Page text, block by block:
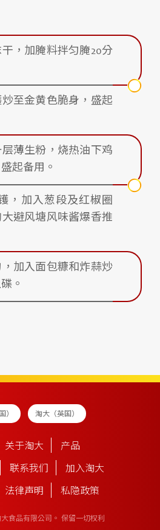
，加腌料拌匀腌20分
至金黄色脆身，盛起
薄生粉，烧热油下鸡
起备用。
，加入葱段及红椒圈
避风塘风味酱爆香推
加入面包糠和炸蒜炒
。
） 淘大（英国）
关于淘大 产品
联系我们 加入淘大
法律声明 私隐政策
食品有限公司。 保留一切权利